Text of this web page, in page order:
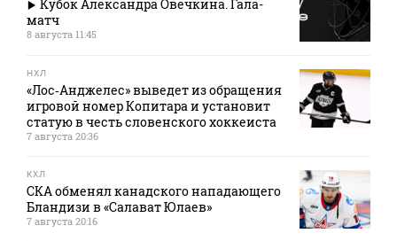
Кубок Александра Овечкина. Гала-
матч
8 августа 11:45
НХЛ
«Лос‑Анджелес» выведет из обращения
игровой номер Копитара и установит
статую в честь словенского хоккеиста
7 августа 20:36
КХЛ
СКА обменял канадского нападающего
Бландизи в «Салават Юлаев»
7 августа 20:16